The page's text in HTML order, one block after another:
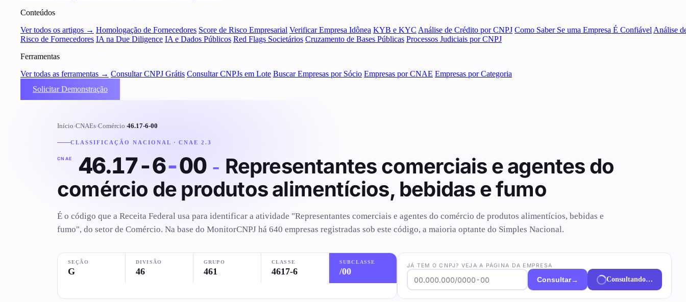
Conteúdos
Ver todos os artigos → Homologação de Fornecedores Score de Risco Empresarial Verificar Empresa Idônea KYB e KYC Análise de Crédito por CNPJ Como Saber Se uma Empresa É Confiável Análise
Risco de Fornecedores IA na Due Diligence IA e Dados Públicos Red Flags Societários Cruzamento de Bases Públicas Processos Judiciais por CNPJ
Ferramentas
Ver todas as ferramentas → Consultar CNPJ Grátis Consultar CNPJs em Lote Buscar Empresas por Sócio Empresas por CNAE Empresas por Categoria
Solicitar Demonstração
Início›CNAEs›Comércio›46.17-6-00
CLASSIFICAÇÃO NACIONAL · CNAE 2.3
CNAE 46.17-6-00- Representantes comerciais e agentes do
comércio de produtos alimentícios, bebidas e fumo
É o código que a Receita Federal usa para identificar a atividade "Representantes comerciais e agentes do comércio de produtos alimentícios, bebidas e
fumo", do setor de Comércio. Na base do MonitorCNPJ há 640 empresas registradas sob este código, a maioria optante do Simples Nacional.
SEÇÃO
G
DIVISÃO
46
GRUPO
461
CLASSE
4617-6
SUBCLASSE
/00
JÁ TEM O CNPJ? VEJA A PÁGINA DA EMPRESA
Consultar→ Consultando…